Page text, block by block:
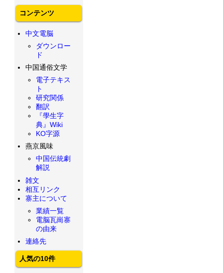
コンテンツ
中文電脳
ダウンロー
ド
中国通俗文学
電子テキス
ト
研究関係
翻訳
『學生字
典』Wiki
KO字源
燕京風味
中国伝統劇
解説
雑文
相互リンク
寨主について
業績一覧
電脳瓦崗寨
の由来
連絡先
人気の10件